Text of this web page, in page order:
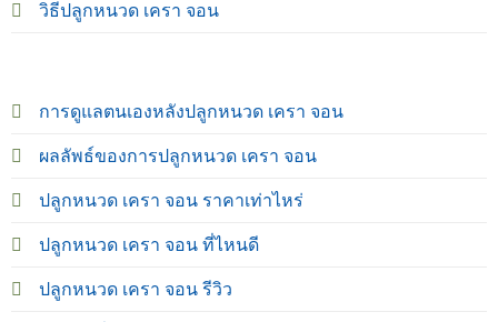
วิธีปลูกหนวด เครา จอน
การดูแลตนเองหลังปลูกหนวด เครา จอน
ผลลัพธ์ของการปลูกหนวด เครา จอน
ปลูกหนวด เครา จอน ราคาเท่าไหร่
ปลูกหนวด เครา จอน ที่ไหนดี
ปลูกหนวด เครา จอน รีวิว